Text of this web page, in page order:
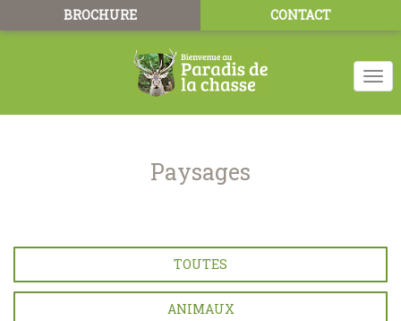
BROCHURE CONTACT
Paysages
TOUTES
ANIMAUX